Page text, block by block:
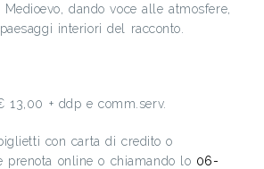
dando voce alle atmosfere,
interiori del racconto.
13,00 + ddp e comm.serv.
con carta di credito o
prenota online o chiamando lo 06-